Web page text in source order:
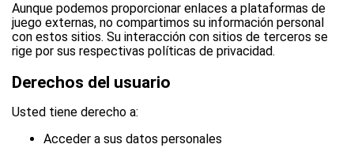
Aunque podemos proporcionar enlaces a plataformas de
juego externas, no compartimos su información personal
con estos sitios. Su interacción con sitios de terceros se
rige por sus respectivas políticas de privacidad.
Derechos del usuario
Usted tiene derecho a:
Acceder a sus datos personales